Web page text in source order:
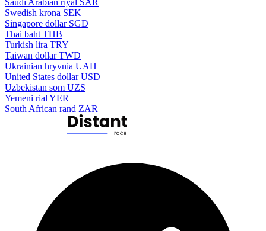
Saudi Arabian riyal SAR
Swedish krona SEK
Singapore dollar SGD
Thai baht THB
Turkish lira TRY
Taiwan dollar TWD
Ukrainian hryvnia UAH
United States dollar USD
Uzbekistan som UZS
Yemeni rial YER
South African rand ZAR